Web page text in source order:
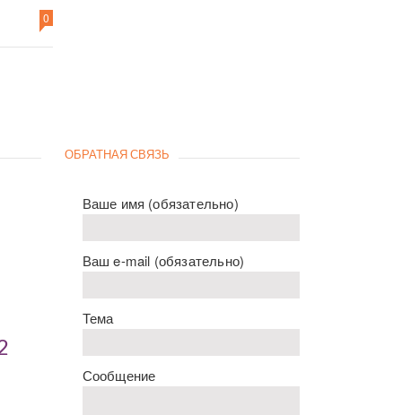
0
ОБРАТНАЯ СВЯЗЬ
Ваше имя (обязательно)
Ваш e-mail (обязательно)
Тема
Сообщение